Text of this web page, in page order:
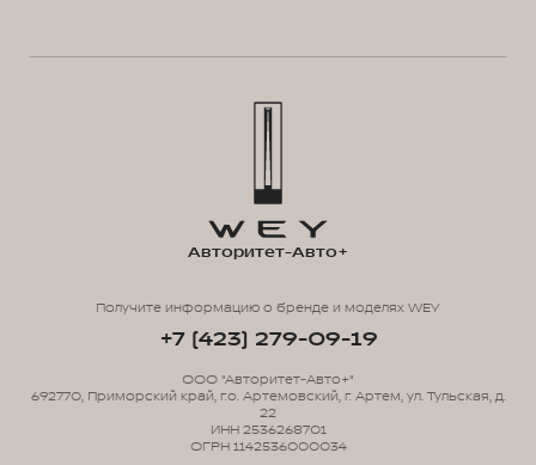
Авторитет-Авто+
Получите информацию о бренде и моделях WEY
+7 (423) 279-09-19
ООО "Авторитет-Авто+"
692770, Приморский край, г.о. Артемовский, г. Артем, ул. Тульская, д.
22
ИНН 2536268701
ОГРН 1142536000034